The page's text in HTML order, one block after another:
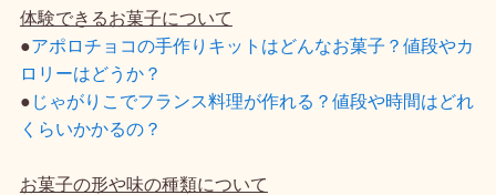
体験できるお菓子について
●アポロチョコの手作りキットはどんなお菓子？値段やカ
ロリーはどうか？
● じゃがりこでフランス料理が作れる？値段や時間はどれ
くらいかかるの？
お菓子の形や味の種類について